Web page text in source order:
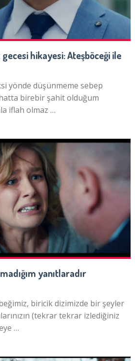
hikayesi: Ateşböceği ile
yönde düşünmeme sebep
birebir şahit olduğum
iflah olmaz …
yanıtlaradır
biricik dizimizde bir şeyler
(tekrar tekrar izlediğiniz
…